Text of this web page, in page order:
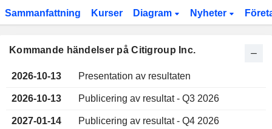
Sammanfattning Kurser Diagram Nyheter
Kommande händelser på Citigroup Inc.
2026-10-13 Presentation av resultaten
2026-10-13 Publicering av resultat - Q3 2026
2027-01-14 Publicering av resultat - Q4 2026